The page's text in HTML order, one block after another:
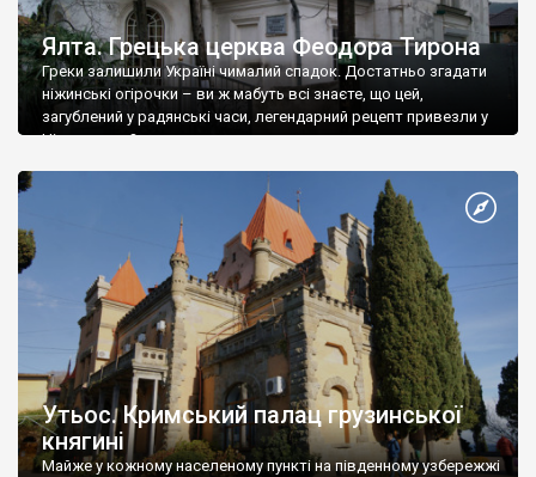
Ялта. Грецька церква Феодора Тирона
Греки залишили Україні чималий спадок. Достатньо згадати
ніжинські огірочки – ви ж мабуть всі знаєте, що цей,
загублений у радянські часи, легендарний рецепт привезли у
Ніжин греки?
Утьос. Кримський палац грузинської
княгині
Майже у кожному населеному пункті на південному узбережжі